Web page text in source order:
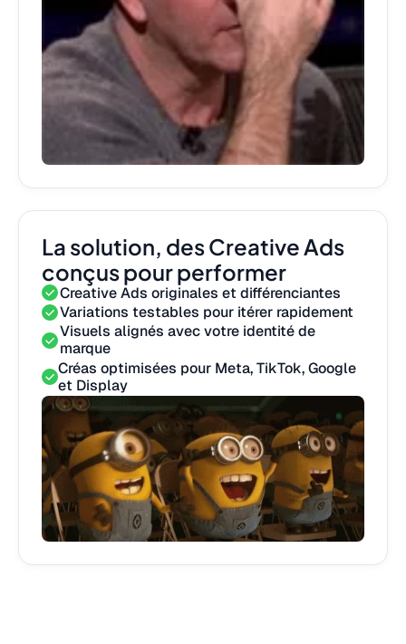
La solution, des Creative Ads
conçus pour performer
Creative Ads originales et différenciantes
Variations testables pour itérer rapidement
Visuels alignés avec votre identité de
marque
Créas optimisées pour Meta, TikTok, Google
et Display